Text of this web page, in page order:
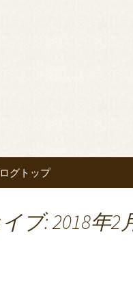
・秋
より
ビストロヌー
すすめワインの
グトップ
ブ: 2018年2